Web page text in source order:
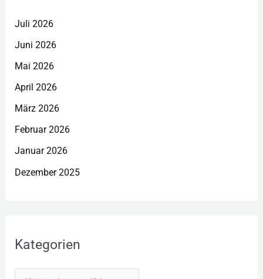
Juli 2026
Juni 2026
Mai 2026
April 2026
März 2026
Februar 2026
Januar 2026
Dezember 2025
Kategorien